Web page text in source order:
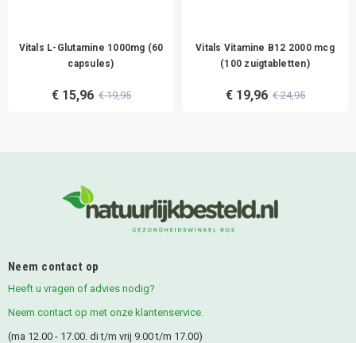
Vitals L-Glutamine 1000mg (60
capsules)
€ 15,96 € 19,95
Vitals Vitamine B12 2000 mcg
(100 zuigtabletten)
€ 19,96 € 24,95
Neem contact op
Heeft u vragen of advies nodig?
Neem contact op met onze klantenservice.
(ma 12.00 - 17.00. di t/m vrij 9.00 t/m 17.00)